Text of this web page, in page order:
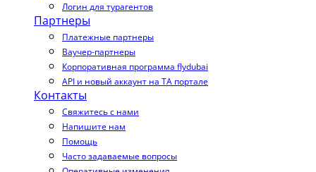
Логин для турагентов
Партнеры
Платежные партнеры
Ваучер-партнеры
Корпоративная программа flydubai
API и новый аккаунт на TA портале
Контакты
Свяжитесь с нами
Напишите нам
Помощь
Часто задаваемые вопросы